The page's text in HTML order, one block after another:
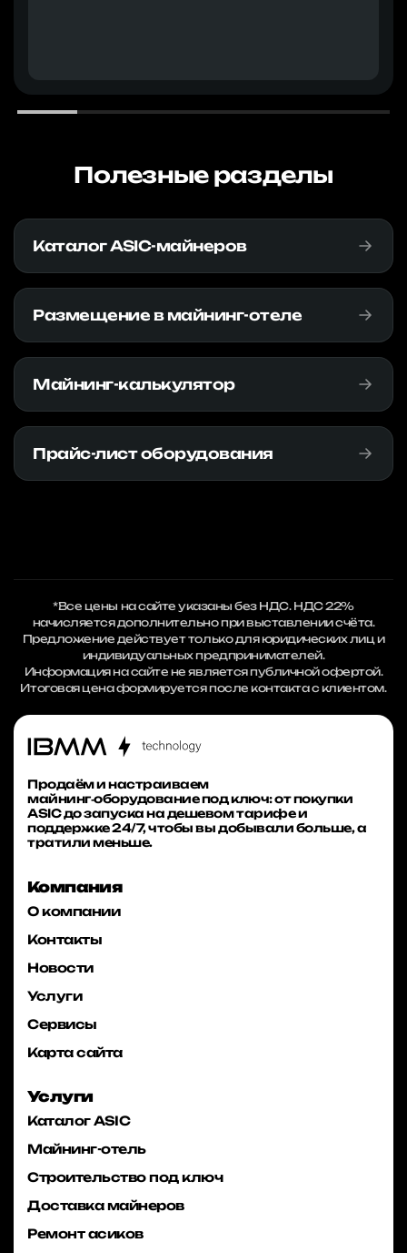
Полезные разделы
Каталог ASIC-майнеров
Размещение в майнинг-отеле
Майнинг-калькулятор
Прайс-лист оборудования
*Все цены на сайте указаны без НДС. НДС 22%
начисляется дополнительно при выставлении счёта.
Предложение действует только для юридических лиц и
индивидуальных предпринимателей.
Информация на сайте не является публичной офертой.
Итоговая цена формируется после контакта с клиентом.
Продаём и настраиваем
майнинг‑оборудование под ключ: от покупки
ASIC до запуска на дешевом тарифе и
поддержке 24/7, чтобы вы добывали больше, а
тратили меньше.
Компания
О компании
Контакты
Новости
Услуги
Сервисы
Карта сайта
Услуги
Каталог ASIC
Майнинг-отель
Строительство под ключ
Доставка майнеров
Ремонт асиков